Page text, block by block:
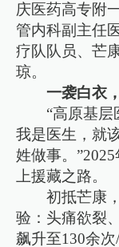
庆医药高专附
管内科副主任
疗队队员、芒
琼。
一袭白衣
“高原基层
我是医生，就
姓做事。
上援藏之路。
初抵芒康
验：头痛欲裂
飙升至130余